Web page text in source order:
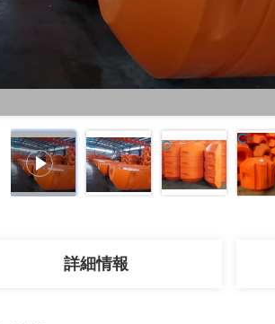
詳細情報